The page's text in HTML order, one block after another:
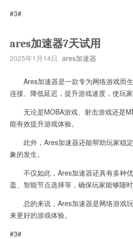
#3#
ares加速器7天试用
2025年1月14日 ares加速器
Ares加速器是一款专为网络游戏而
连接、降低延迟，提升游戏速度，使玩家
无论是MOBA游戏、射击游戏还是
能有效提升游戏体验。
此外，Ares加速器还能帮助玩家稳
象的发生。
不仅如此，Ares加速器还具有多种
盖、智能节点选择等，确保玩家能够随时
总的来说，Ares加速器是网络游戏
来更好的游戏体验。
#3#